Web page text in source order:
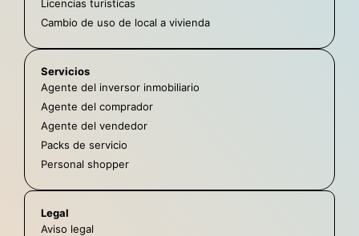
Licencias turisticas
Cambio de uso de local a vivienda
Servicios
Agente del inversor inmobiliario
Agente del comprador
Agente del vendedor
Packs de servicio
Personal shopper
Legal
Aviso legal